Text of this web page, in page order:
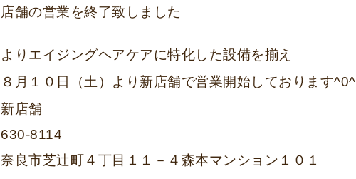
店舗の営業を終了致しました
よりエイジングヘアケアに特化した設備を揃え
８月１０日（土）より新店舗で営業開始しております^0^
新店舗
630-8114
奈良市芝辻町４丁目１１－４森本マンション１０１